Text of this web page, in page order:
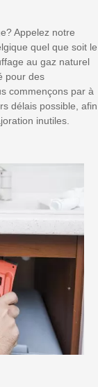
Appelez notre
quel que soit le
au gaz naturel
pour des
commençons par à
délais possible, afin
inutiles.